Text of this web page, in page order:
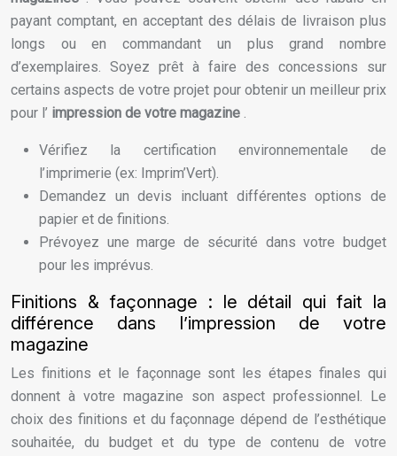
payant comptant, en acceptant des délais de livraison plus
longs ou en commandant un plus grand nombre
d’exemplaires. Soyez prêt à faire des concessions sur
certains aspects de votre projet pour obtenir un meilleur prix
pour l’ impression de votre magazine .
Vérifiez la certification environnementale de
l’imprimerie (ex: Imprim’Vert).
Demandez un devis incluant différentes options de
papier et de finitions.
Prévoyez une marge de sécurité dans votre budget
pour les imprévus.
Finitions & façonnage : le détail qui fait la
différence dans l’impression de votre
magazine
Les finitions et le façonnage sont les étapes finales qui
donnent à votre magazine son aspect professionnel. Le
choix des finitions et du façonnage dépend de l’esthétique
souhaitée, du budget et du type de contenu de votre